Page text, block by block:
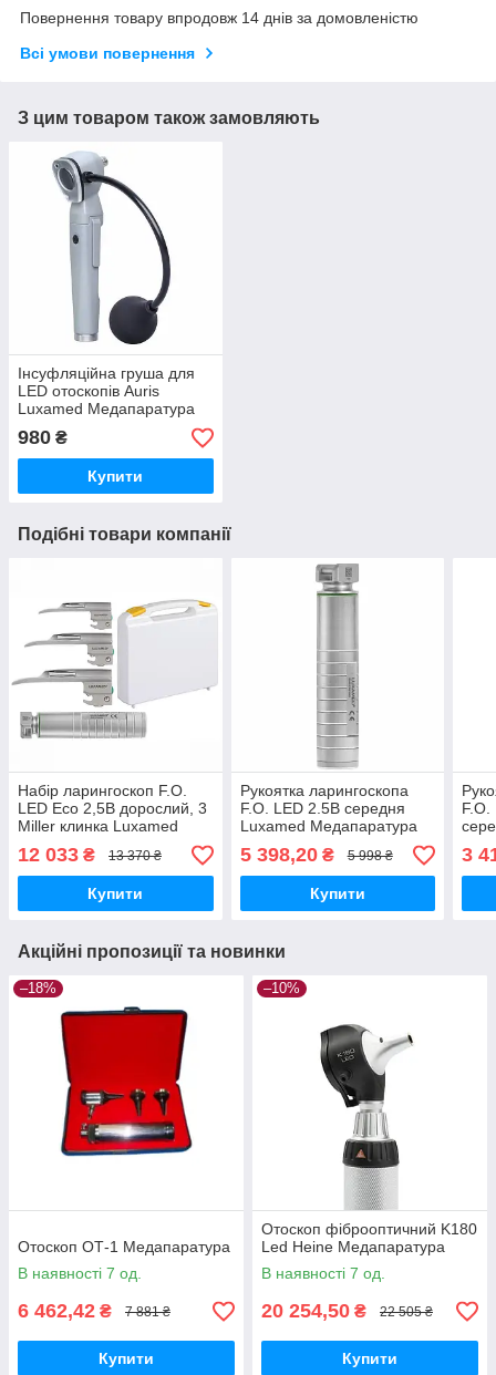
Повернення товару впродовж 14 днів за домовленістю
Всі умови повернення
З цим товаром також замовляють
Інсуфляційна груша для
LED отоскопів Auris
Luxamed Медапаратура
980 ₴
Купити
Подібні товари компанії
Набір ларингоскоп F.O.
LED Eco 2,5В дорослий, 3
Miller клинка Luxamed
12 033 ₴ 13 370 ₴
Купити
Рукоятка ларингоскопа
F.O. LED 2.5B середня
Luxamed Медапаратура
5 398,20₴ 5 998 ₴
Купити
F.O.
3
Акційні пропозиції та новинки
–18%
Отоскоп ОТ-1 Медапаратура
В наявності 7 од.
6 462,42 ₴ 7 881 ₴
Купити
–10%
Отоскоп фіброоптичний K180
Led Heine Медапаратура
В наявності 7 од.
20 254,50 ₴ 22 505 ₴
Купити